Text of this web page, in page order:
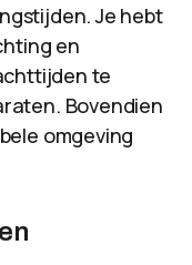
Je hebt
en
te
Bovendien
omgeving